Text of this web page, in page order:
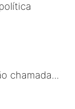
chamada...